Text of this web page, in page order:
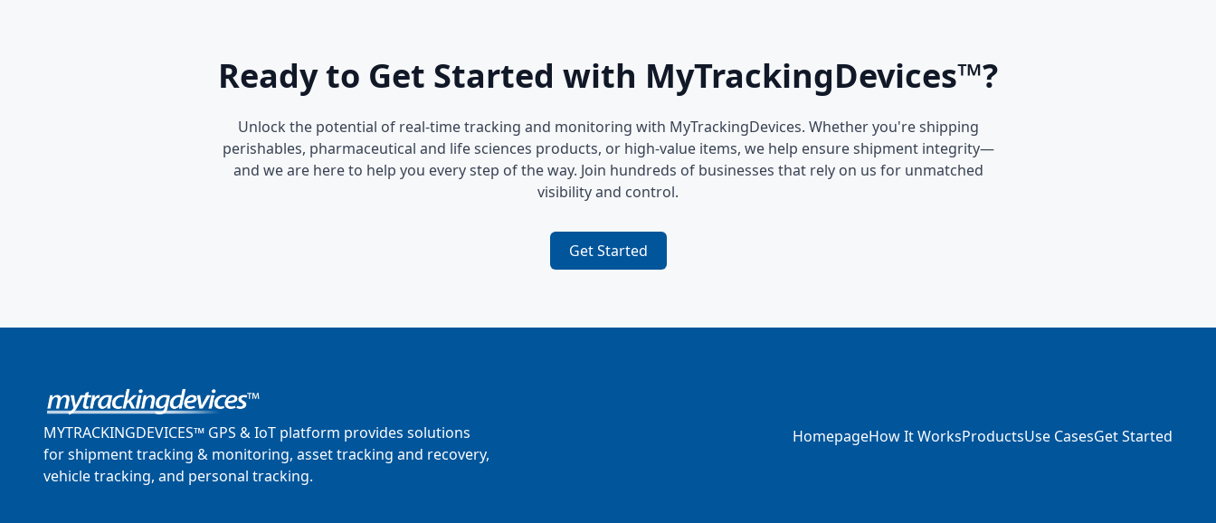
Ready to Get Started with MyTrackingDevices™?
Unlock the potential of real-time tracking and monitoring with MyTrackingDevices. Whether you're shipping
perishables, pharmaceutical and life sciences products, or high-value items, we help ensure shipment integrity—
and we are here to help you every step of the way. Join hundreds of businesses that rely on us for unmatched
visibility and control.
Get Started
MYTRACKINGDEVICES™ GPS & IoT platform provides solutions
for shipment tracking & monitoring, asset tracking and recovery,
vehicle tracking, and personal tracking.
HomepageHow It WorksProductsUse CasesGet Started